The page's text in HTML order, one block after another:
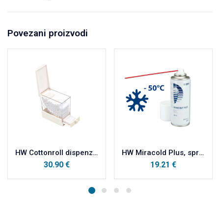
Povezani proizvodi
HW Cottonroll dispenzer za vaterole
30.90 €
HW Miracold Plus, sprej za ispitivanje vitaliteta zuba 200ml
19.21 €